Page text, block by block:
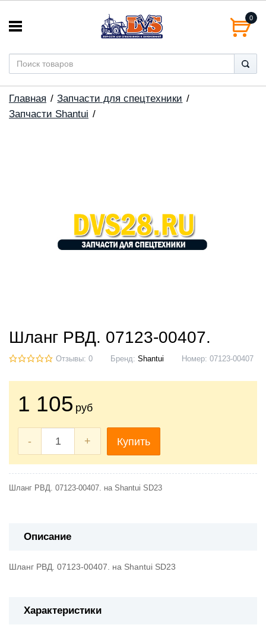
0
Главная
Запчасти для спецтехники
Запчасти Shantui
Шланг РВД. 07123-00407.
Отзывы: 0 Бренд: Shantui Номер: 07123-00407
1 105 руб
- + Купить
Шланг РВД. 07123-00407. на Shantui SD23
Описание
Шланг РВД. 07123-00407. на Shantui SD23
Характеристики